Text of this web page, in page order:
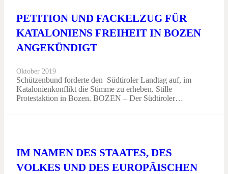
PETITION UND FACKELZUG FÜR
KATALONIENS FREIHEIT IN BOZEN
ANGEKÜNDIGT
Oktober 2019
Schützenbund forderte den Südtiroler Landtag auf, im
Katalonienkonflikt die Stimme zu erheben. Stille
Protestaktion in Bozen. BOZEN – Der Südtiroler…
IM NAMEN DES STAATES, DES
VOLKES UND DES EUROPÄISCHEN